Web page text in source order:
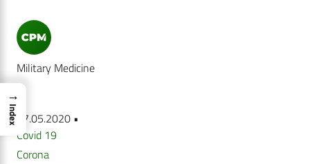
Military Medicine
27.05.2020 •
Covid 19
Corona
→
Index